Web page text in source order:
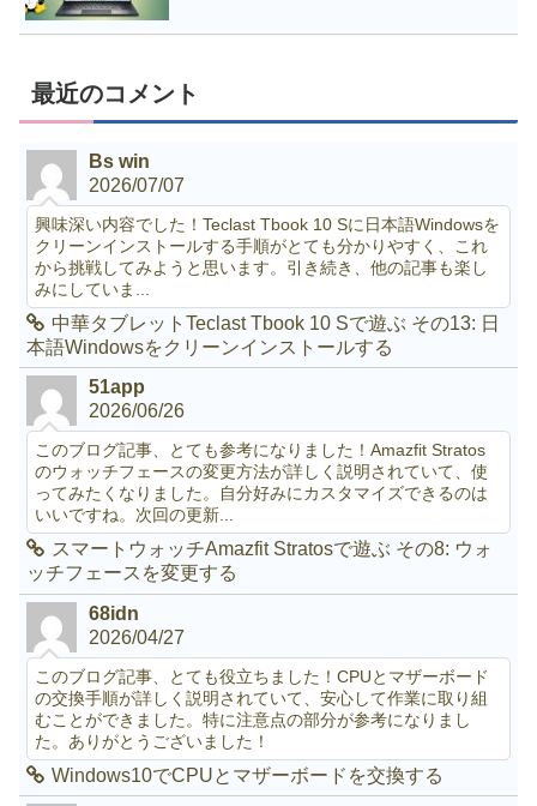
最近のコメント
Bs win
2026/07/07
興味深い内容でした！Teclast Tbook 10 Sに日本語Windowsを
クリーンインストールする手順がとても分かりやすく、これ
から挑戦してみようと思います。引き続き、他の記事も楽し
みにしていま...
中華タブレットTeclast Tbook 10 Sで遊ぶ その13: 日
本語Windowsをクリーンインストールする
51app
2026/06/26
このブログ記事、とても参考になりました！Amazfit Stratos
のウォッチフェースの変更方法が詳しく説明されていて、使
ってみたくなりました。自分好みにカスタマイズできるのは
いいですね。次回の更新...
スマートウォッチAmazfit Stratosで遊ぶ その8: ウォ
ッチフェースを変更する
68idn
2026/04/27
このブログ記事、とても役立ちました！CPUとマザーボード
の交換手順が詳しく説明されていて、安心して作業に取り組
むことができました。特に注意点の部分が参考になりまし
た。ありがとうございました！
Windows10でCPUとマザーボードを交換する